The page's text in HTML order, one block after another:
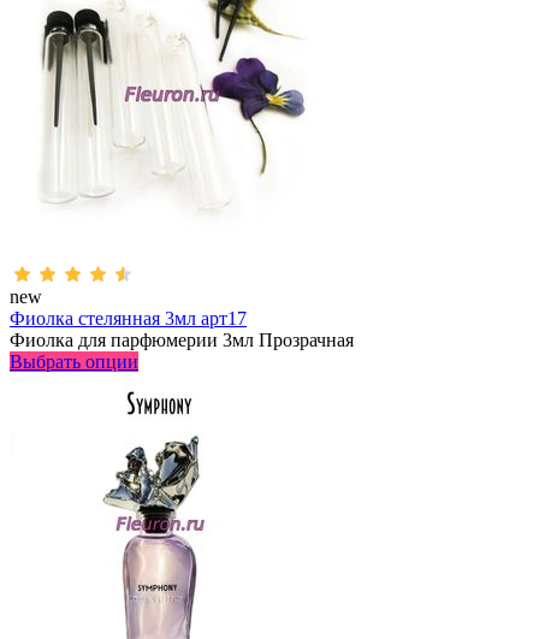
new
Фиолка стелянная 3мл арт17
Фиолка для парфюмерии 3мл Прозрачная
Выбрать опции